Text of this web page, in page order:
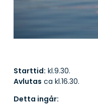
Starttid: kl.9.30.
Avlutas ca kl.16.30.
Detta ingår: